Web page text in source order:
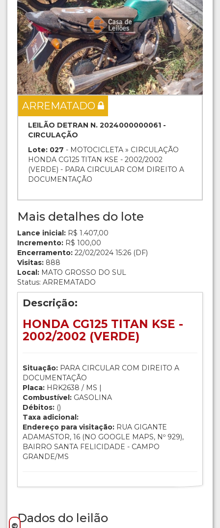
ARREMATADO
LEILÃO DETRAN N. 2024000000061 -
CIRCULAÇÃO
Lote: 027 - MOTOCICLETA » CIRCULAÇÃO
HONDA CG125 TITAN KSE - 2002/2002
(VERDE) - PARA CIRCULAR COM DIREITO A
DOCUMENTAÇÃO
Mais detalhes do lote
Lance inicial: R$ 1.407,00
Incremento: R$ 100,00
Encerramento: 22/02/2024 15:26 (DF)
Visitas: 888
Local: MATO GROSSO DO SUL
Status: ARREMATADO
Descrição:
HONDA CG125 TITAN KSE -
2002/2002 (VERDE)
Situação: PARA CIRCULAR COM DIREITO A
DOCUMENTAÇÃO
Placa: HRK2638 / MS |
Combustível: GASOLINA
Débitos: ()
Taxa adicional:
Endereço para visitação: RUA GIGANTE
ADAMASTOR, 16 (NO GOOGLE MAPS, Nº 929),
BAIRRO SANTA FELICIDADE - CAMPO
GRANDE/MS
Dados do leilão